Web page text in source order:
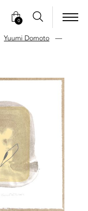
0
Yuumi Domoto—